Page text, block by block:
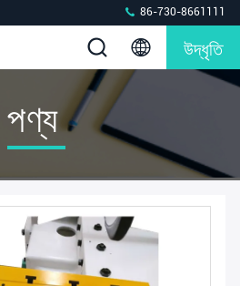
86-730-8661111
উদ্ধৃতি
পণ্য